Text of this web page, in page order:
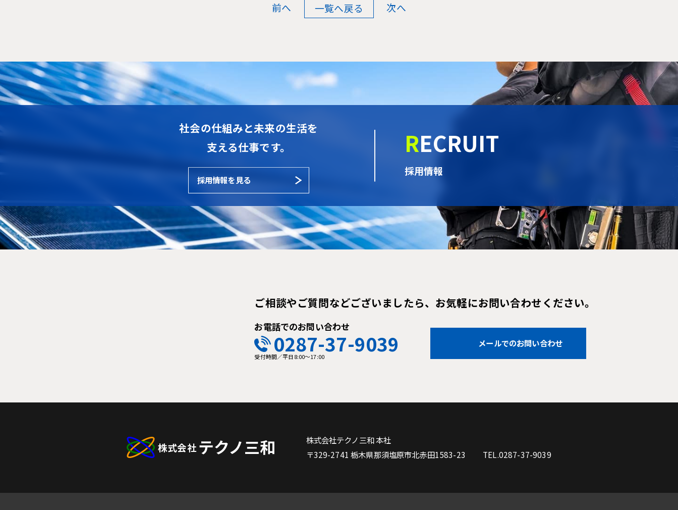
前へ 一覧へ戻る 次へ
RECRUIT
採用情報
社会の仕組みと未来の生活を
支える仕事です。
採用情報を見る
ご相談やご質問などございましたら、お気軽にお問い合わせください。
お電話でのお問い合わせ
0287-37-9039
受付時間／平日8:00～17:00
メールでのお問い合わせ
株式会社 テクノ三和
株式会社テクノ三和 本社
〒329-2741 栃木県那須塩原市北赤田1583-23
TEL.0287-37-9039